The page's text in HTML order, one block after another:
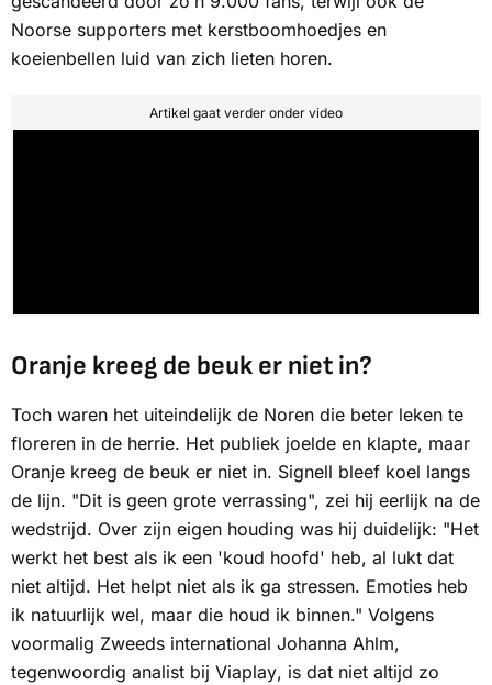
Noorse supporters met kerstboomhoedjes en
koeienbellen luid van zich lieten horen.
Artikel gaat verder onder video
Oranje kreeg de beuk er niet in?
Toch waren het uiteindelijk de Noren die beter leken te
floreren in de herrie. Het publiek joelde en klapte, maar
Oranje kreeg de beuk er niet in. Signell bleef koel langs
de lijn. "Dit is geen grote verrassing", zei hij eerlijk na de
wedstrijd. Over zijn eigen houding was hij duidelijk: "Het
werkt het best als ik een 'koud hoofd' heb, al lukt dat
niet altijd. Het helpt niet als ik ga stressen. Emoties heb
ik natuurlijk wel, maar die houd ik binnen." Volgens
voormalig Zweeds international Johanna Ahlm,
tegenwoordig analist bij Viaplay, is dat niet altijd zo